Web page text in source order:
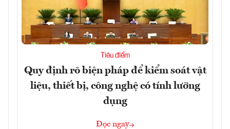
Tiêu điểm
Quy định rõ biện pháp để kiểm soát vật
liệu, thiết bị, công nghệ có tính lưỡng
dụng
Đọc ngay